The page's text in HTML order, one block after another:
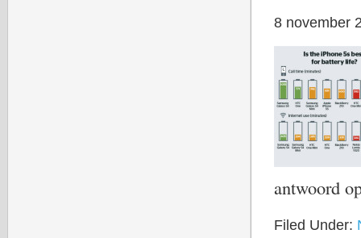
8 november
antwoord
Filed Under: